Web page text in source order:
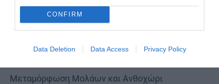
CONFIRM
Data Deletion Data Access Privacy Policy
τον δρόμο της ταπείνωσης και της σιωπής»
(ΦΩΤΟ)
Μεταμόρφωση Μολάων και Ανθοχώρι